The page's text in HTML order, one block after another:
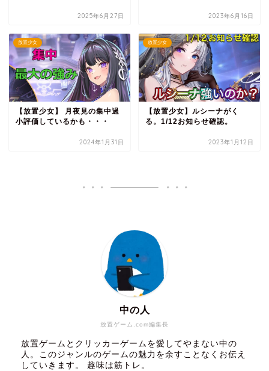
2025年6月27日 2023年6月16日
放置少女
【放置少女】 月夜見の集中過
小評価しているかも・・・
2024年1月31日
放置少女
【放置少女】ルシーナがく
る。1/12お知らせ確認。
2023年1月12日
放置ゲーム.com編集長
中の人
放置ゲームとクリッカーゲームを愛してやまない中の
人。このジャンルのゲームの魅力を余すことなくお伝え
していきます。 趣味は筋トレ。